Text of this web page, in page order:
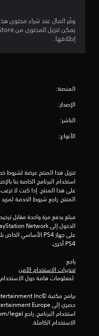
وفّر المال عند شراء محتوى
إطلاقها.
المنصة:
الإصدار:
الناشر:
الأنواع:
المنتج. راجع شروط الخدمة
PS4 أخرى.
راجع
تحذيرات الاستخدام الآمن
الاستخدام الكاملة.